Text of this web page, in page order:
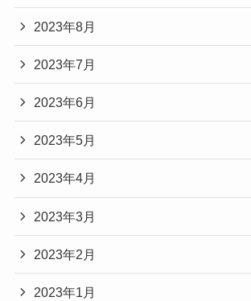
2023年8月
2023年7月
2023年6月
2023年5月
2023年4月
2023年3月
2023年2月
2023年1月